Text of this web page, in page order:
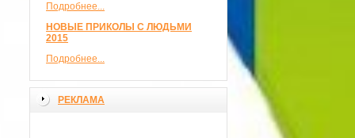
Подробнее...
НОВЫЕ ПРИКОЛЫ С ЛЮДЬМИ
2015
Подробнее...
РЕКЛАМА